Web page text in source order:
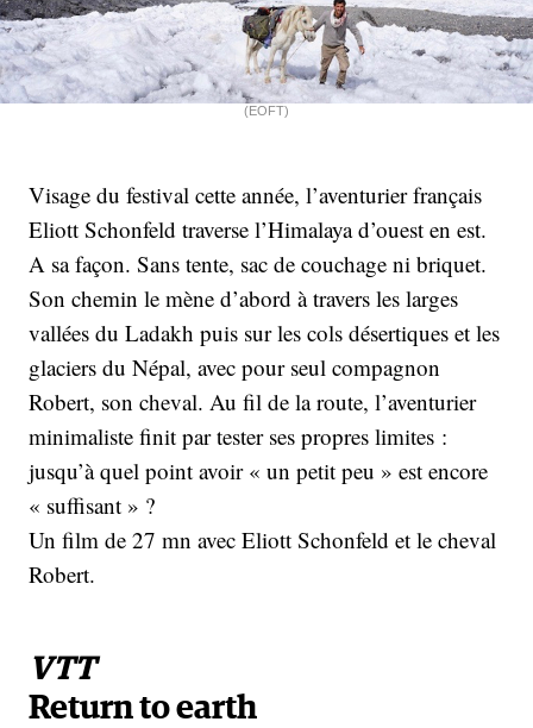
(EOFT)
Visage du festival cette année, l’aventurier français
Eliott Schonfeld traverse l’Himalaya d’ouest en est.
A sa façon. Sans tente, sac de couchage ni briquet.
Son chemin le mène d’abord à travers les larges
vallées du Ladakh puis sur les cols désertiques et les
glaciers du Népal, avec pour seul compagnon
Robert, son cheval. Au fil de la route, l’aventurier
minimaliste finit par tester ses propres limites :
jusqu’à quel point avoir « un petit peu » est encore
« suffisant » ?
Un film de 27 mn avec Eliott Schonfeld et le cheval
Robert.
VTT
Return to earth